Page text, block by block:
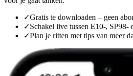
✓Gratis te downloaden – geen
✓Schakel live tussen E10-, SP98-
✓Plan je ritten met tips van meer